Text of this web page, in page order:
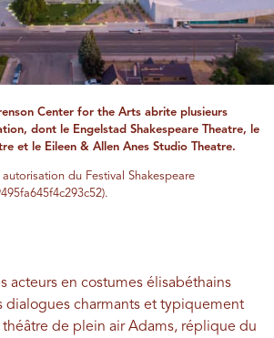
Center for the Arts abrite plusieurs
dont le Engelstad Shakespeare Theatre, le
et le Eileen & Allen Anes Studio Theatre.
du Festival Shakespeare
acteurs en costumes élisabéthains
dialogues charmants et typiquement
théâtre de plein air Adams, réplique du